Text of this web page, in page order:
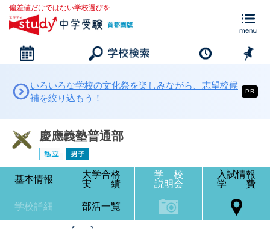
偏差値だけではない学校選びを
カレンダー
いろいろな学校の文化祭を楽しみながら、志望校候
補を絞り込もう！
PR
慶應義塾普通部
基本情報
大学合格
実 績
学 校
説明会
入試情報
学 費
学校詳細 部活一覧